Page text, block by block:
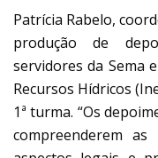
Patrícia Rabelo,
produção de
servidores da Sema
Recursos Hídricos
1ª turma. “Os
compreenderem as